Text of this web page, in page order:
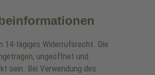
14-tägiges Widerrufsrecht. Die
ungeöffnet und
sein. Bei Verwendung des